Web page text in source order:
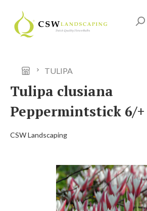
Ga naar de hoofdinhoud
TULIPA
Tulipa clusiana
Peppermintstick 6/+
CSW Landscaping
Afbeeldingengalerij overslaan